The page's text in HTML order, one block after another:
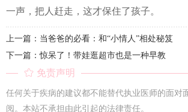
一声，把人赶走，这才保住了孩子。
上一篇：当爸爸的必看：和“小情人”相处秘笈
下一篇：惊呆了！带娃逛超市也是一种早教
免责声明
任何关于疾病的建议都不能替代执业医师的面对
阅。本站不承担由此引起的法律责任。